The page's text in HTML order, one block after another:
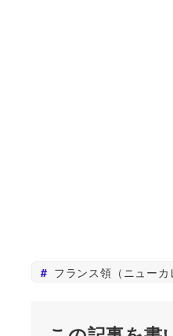
フランス領（ニューカ